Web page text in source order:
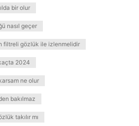
bir olur
nasıl geçer
filtreli gözlük ile izlenmelidir
2024
ne olur
bakılmaz
takılır mı